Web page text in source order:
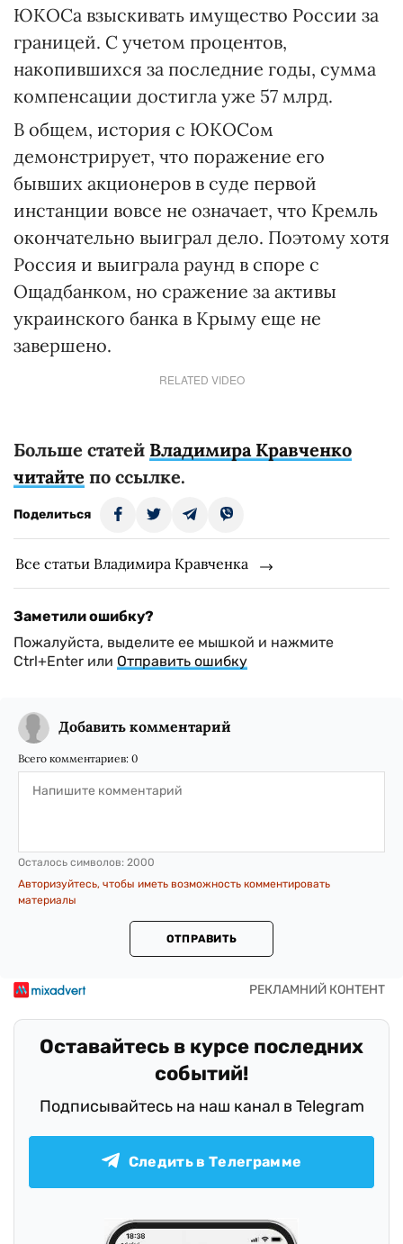
ЮКОСа взыскивать имущество России за
границей. С учетом процентов,
накопившихся за последние годы, сумма
компенсации достигла уже 57 млрд.
В общем, история с ЮКОСом
демонстрирует, что поражение его
бывших акционеров в суде первой
инстанции вовсе не означает, что Кремль
окончательно выиграл дело. Поэтому хотя
Россия и выиграла раунд в споре с
Ощадбанком, но сражение за активы
украинского банка в Крыму еще не
завершено.
RELATED VIDEO
Больше статей Владимира Кравченко
читайте по ссылке.
Поделиться
Все статьи Владимира Кравченка
Заметили ошибку?
Пожалуйста, выделите ее мышкой и нажмите
Ctrl+Enter или Отправить ошибку
Добавить комментарий
Всего комментариев: 0
Осталось символов: 2000
Авторизуйтесь, чтобы иметь возможность комментировать
материалы
ОТПРАВИТЬ
Оставайтесь в курсе последних
событий!
Подписывайтесь на наш канал в Telegram
Следить в Телеграмме